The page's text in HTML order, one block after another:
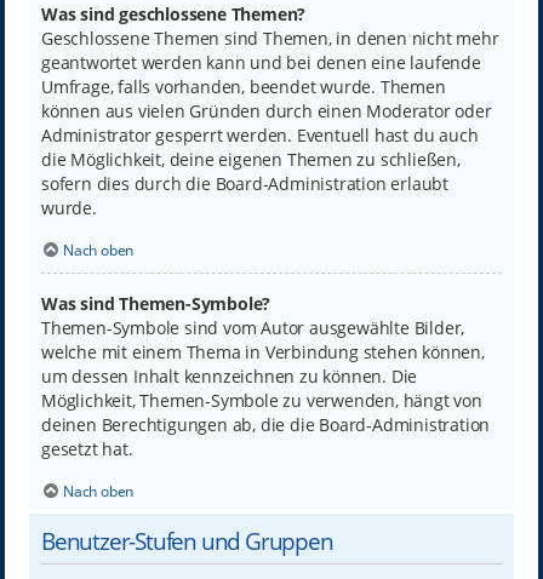
Was sind geschlossene Themen?
Geschlossene Themen sind Themen, in denen nicht mehr
geantwortet werden kann und bei denen eine laufende
Umfrage, falls vorhanden, beendet wurde. Themen
können aus vielen Gründen durch einen Moderator oder
Administrator gesperrt werden. Eventuell hast du auch
die Möglichkeit, deine eigenen Themen zu schließen,
sofern dies durch die Board-Administration erlaubt
wurde.
Nach oben
Was sind Themen-Symbole?
Themen-Symbole sind vom Autor ausgewählte Bilder,
welche mit einem Thema in Verbindung stehen können,
um dessen Inhalt kennzeichnen zu können. Die
Möglichkeit, Themen-Symbole zu verwenden, hängt von
deinen Berechtigungen ab, die die Board-Administration
gesetzt hat.
Nach oben
Benutzer-Stufen und Gruppen